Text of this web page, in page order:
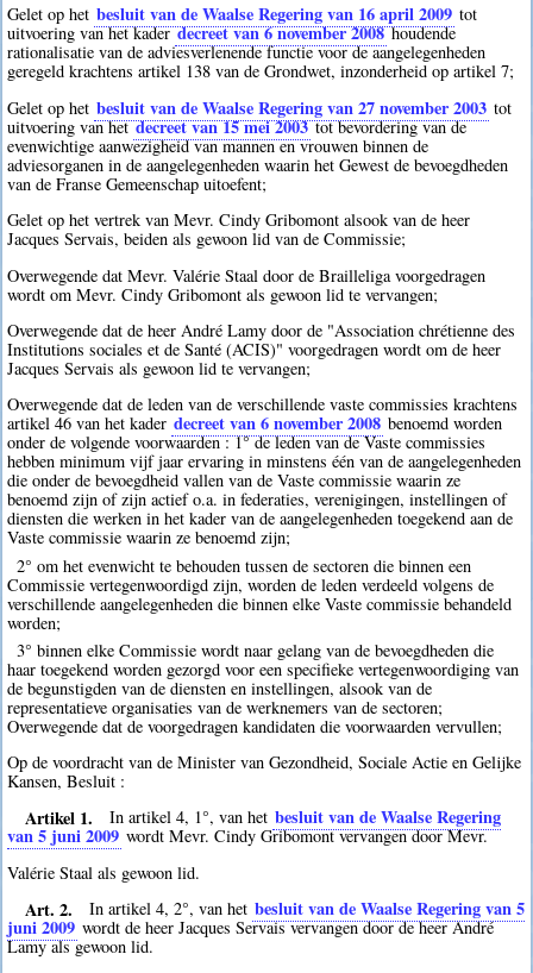
Gelet op het besluit van de Waalse Regering van 16 april 2009 tot
uitvoering van het kaderdecreet van 6 november 2008houdende
rationalisatie van de adviesverlenende functie voor de aangelegenheden
geregeld krachtens artikel 138 van de Grondwet, inzonderheid op artikel 7;
Gelet op het besluit van de Waalse Regering van 27 november 2003 tot
uitvoering van hetdecreet van 15 mei 2003tot bevordering van de
evenwichtige aanwezigheid van mannen en vrouwen binnen de
adviesorganen in de aangelegenheden waarin het Gewest de bevoegdheden
van de Franse Gemeenschap uitoefent;
Gelet op het vertrek van Mevr. Cindy Gribomont alsook van de heer
Jacques Servais, beiden als gewoon lid van de Commissie;
Overwegende dat Mevr. Valérie Staal door de Brailleliga voorgedragen
wordt om Mevr. Cindy Gribomont als gewoon lid te vervangen;
Overwegende dat de heer André Lamy door de "Association chrétienne des
Institutions sociales et de Santé (ACIS)" voorgedragen wordt om de heer
Jacques Servais als gewoon lid te vervangen;
Overwegende dat de leden van de verschillende vaste commissies krachtens
artikel 46 van het kader decreet van 6 november 2008 benoemd worden
onder de volgende voorwaarden : 1° de leden van de Vaste commissies
hebben minimum vijf jaar ervaring in minstens één van de aangelegenheden
die onder de bevoegdheid vallen van de Vaste commissie waarin ze
benoemd zijn of zijn actief o.a. in federaties, verenigingen, instellingen of
diensten die werken in het kader van de aangelegenheden toegekend aan de
Vaste commissie waarin ze benoemd zijn;
2° om het evenwicht te behouden tussen de sectoren die binnen een
Commissie vertegenwoordigd zijn, worden de leden verdeeld volgens de
verschillende aangelegenheden die binnen elke Vaste commissie behandeld
worden;
3° binnen elke Commissie wordt naar gelang van de bevoegdheden die
haar toegekend worden gezorgd voor een specifieke vertegenwoordiging van
de begunstigden van de diensten en instellingen, alsook van de
representatieve organisaties van de werknemers van de sectoren;
Overwegende dat de voorgedragen kandidaten die voorwaarden vervullen;
Op de voordracht van de Minister van Gezondheid, Sociale Actie en Gelijke
Kansen, Besluit :
Artikel 1. In artikel 4, 1°, van het besluit van de Waalse Regering
van 5 juni 2009 wordt Mevr. Cindy Gribomont vervangen door Mevr.
Valérie Staal als gewoon lid.
Art. 2. In artikel 4, 2°, van het besluit van de Waalse Regering van 5
juni 2009 wordt de heer Jacques Servais vervangen door de heer André
Lamy als gewoon lid.